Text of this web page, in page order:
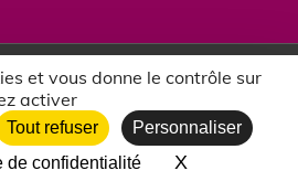
et vous donne le contrôle sur
activer
Tout refuser
Personnaliser
de confidentialité
XMasquer le
de
|
twitterfacebook
vimeo